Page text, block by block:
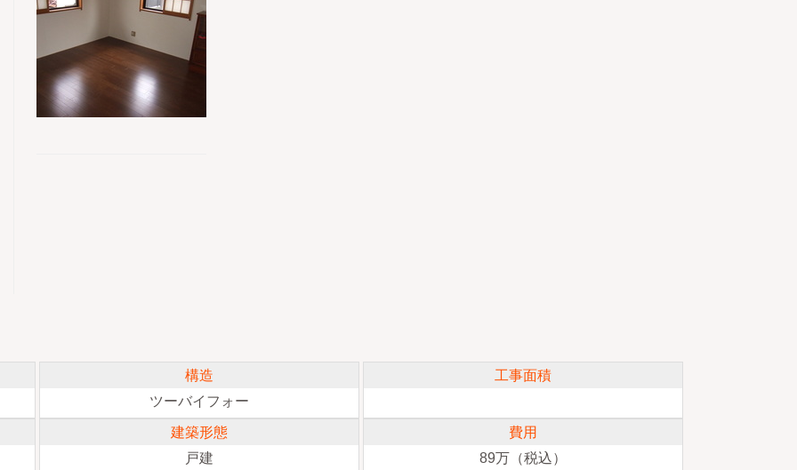
構造
ツーバイフォー
工事面積
建築形態
戸建
費用
89万（税込）